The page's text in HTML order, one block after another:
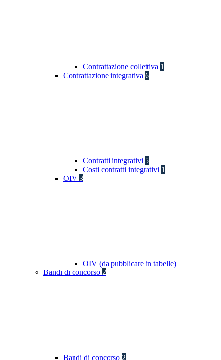
Contrattazione collettiva 1
Contrattazione integrativa 6
Contratti integrativi 5
Costi contratti integrativi 1
OIV 3
OIV (da pubblicare in tabelle)
Bandi di concorso 2
Bandi di concorso 2